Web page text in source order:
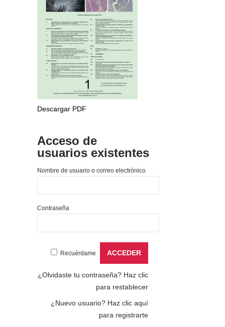
Descargar PDF
Acceso de
usuarios existentes
Nombre de usuario o correo electrónico
Contraseña
Recuérdame
¿Olvidaste tu contraseña? Haz clic
para restablecer
¿Nuevo usuario? Haz clic aquí
para registrarte